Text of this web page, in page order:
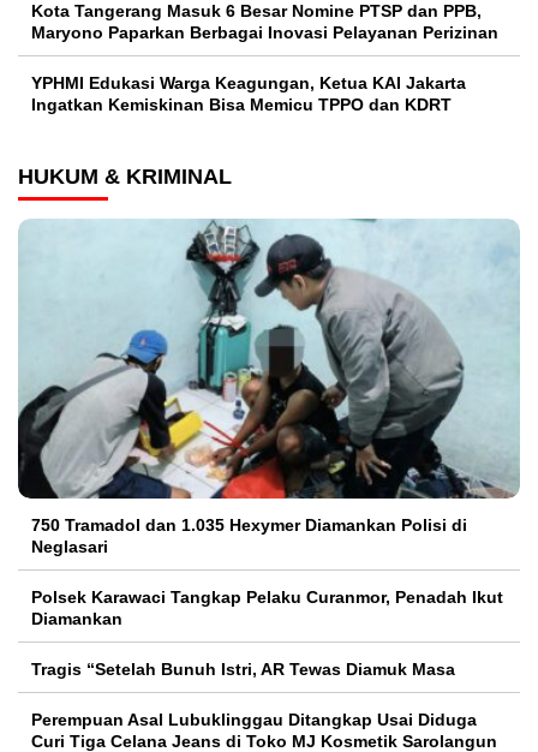
Kota Tangerang Masuk 6 Besar Nomine PTSP dan PPB,
Maryono Paparkan Berbagai Inovasi Pelayanan Perizinan
YPHMI Edukasi Warga Keagungan, Ketua KAI Jakarta
Ingatkan Kemiskinan Bisa Memicu TPPO dan KDRT
HUKUM & KRIMINAL
750 Tramadol dan 1.035 Hexymer Diamankan Polisi di
Neglasari
Polsek Karawaci Tangkap Pelaku Curanmor, Penadah Ikut
Diamankan
Tragis “Setelah Bunuh Istri, AR Tewas Diamuk Masa
Perempuan Asal Lubuklinggau Ditangkap Usai Diduga
Curi Tiga Celana Jeans di Toko MJ Kosmetik Sarolangun